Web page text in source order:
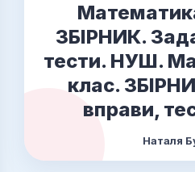
ЗБІРНИК.
тести. НУШ.
клас.
вправи,
Наталя